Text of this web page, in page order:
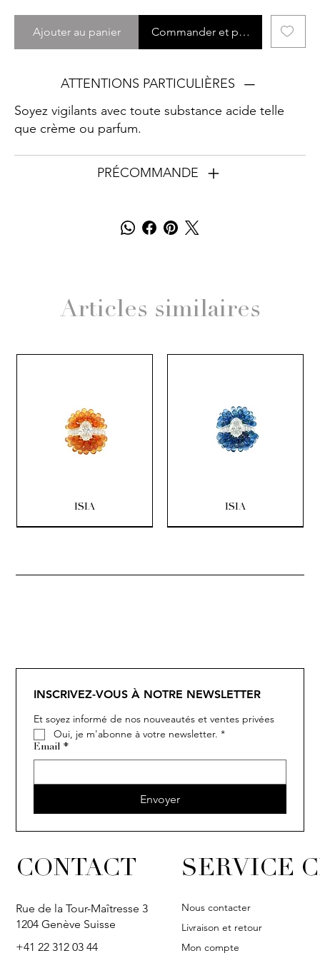
Ajouter au panier Commander et payer
ATTENTIONS PARTICULIÈRES
Soyez vigilants avec toute substance acide telle
que crème ou parfum.
PRÉCOMMANDE
Articles similaires
ISIA ISIA
INSCRIVEZ-VOUS À NOTRE NEWSLETTER
Et soyez informé de nos nouveautés et ventes privées
Oui, je m'abonne à votre newsletter. *
Email *
Envoyer
CONTACT
Rue de la Tour-Maîtresse 3
1204 Genève Suisse
+41 22 312 03 44
SERVICE
Nous contacter
Livraison et retour
Mon compte